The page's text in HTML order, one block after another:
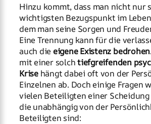
Hinzu kommt, dass man nicht nur
wichtigsten Bezugspunkt im
dem man seine Sorgen und
Eine Trennung kann für die
auch die eigene Existenz bedrohen
mit einer solchtiefgreifenden
Krisehängt dabei oft von der
Einzelnen ab. Doch einige Fragen
vielen Beteiligten einer
die unabhängig von der
Beteiligten sind: